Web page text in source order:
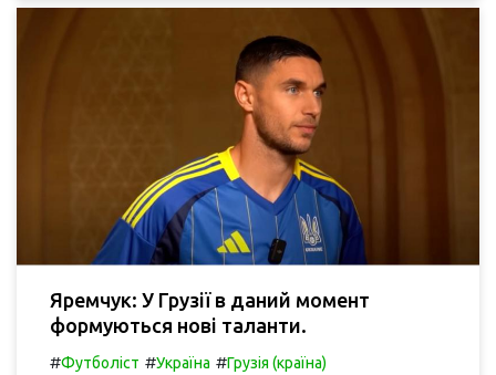
Яремчук: У Грузії в даний момент
формуються нові таланти.
#Футболіст #Україна #Грузія (країна)